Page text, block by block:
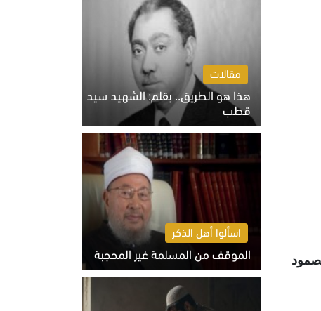
مقالات
هذا هو الطريق.. بقلم: الشهيد سيد
قطب
الخميس 6 أغسطس 2026 10:52 ص
اسألوا أهل الذكر
الموقف من المسلمة غير المحجبة
الخميس 6 أغسطس 2026 10:45 ص